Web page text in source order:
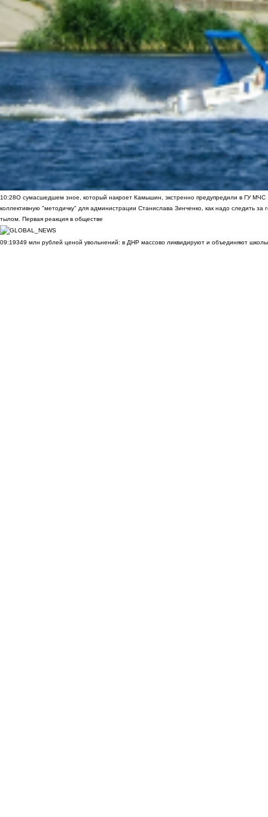
10:28О сумасшедшем зное, который накроет Камышин, экстренно предупредили в ГУ МЧС
коллективную "методичку" для администрации Станислава Зинченко, как надо следить за
тылом. Первая реакция в обществе
09:19349 млн рублей ценой увольнений: в ДНР массово ликвидируют и объединяют